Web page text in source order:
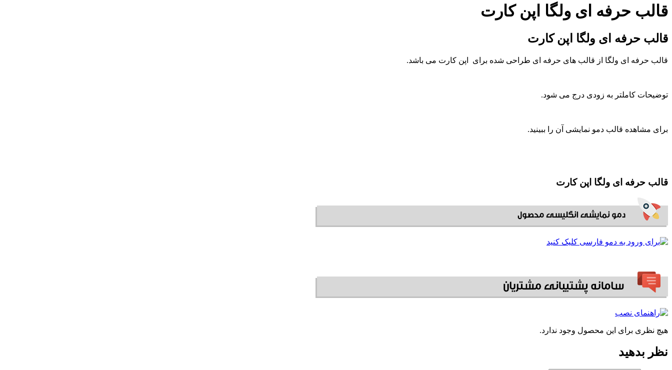
قالب حرفه ای ولگا اپن کارت
قالب حرفه ای ولگا اپن کارت
قالب حرفه ای ولگا از قالب های حرفه ای طراحی شده برای اپن کارت می باشد.
توضیحات کاملتر به زودی درج می شود.
برای مشاهده قالب دمو نمایشی آن را ببینید.
قالب حرفه ای ولگا اپن کارت
هیچ نظری برای این محصول وجود ندارد.
نظر بدهید